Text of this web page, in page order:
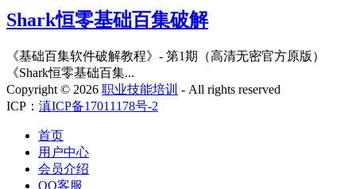
Shark恒零基础百集破解
《基础百集软件破解教程》- 第1期（高清无密官方原版）
《Shark恒零基础百集...
Copyright © 2026 职业技能培训 - All rights reserved
ICP： 滇ICP备17011178号-2
首页
用户中心
会员介绍
QQ客服